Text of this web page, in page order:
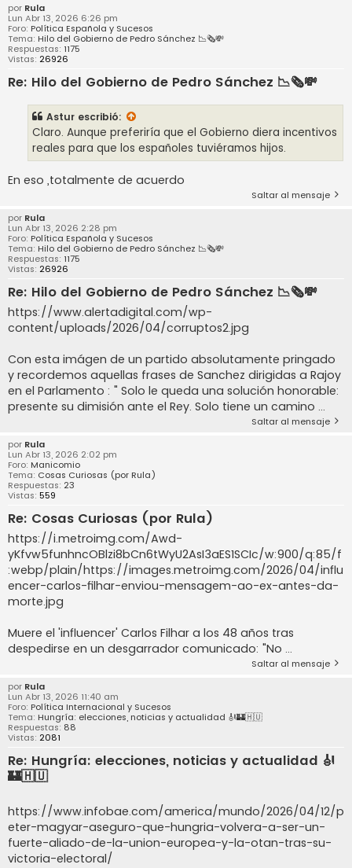
por Rula
Lun Abr 13, 2026 6:26 pm
Foro: Política Española y Sucesos
Tema: Hilo del Gobierno de Pedro Sánchez 📉🗞️💸
Respuestas: 1175
Vistas: 26926
Re: Hilo del Gobierno de Pedro Sánchez 📉🗞️💸
Astur escribió:
Claro. Aunque preferiría que el Gobierno diera incentivos
reales para que los españoles tuviéramos hijos.
En eso ,totalmente de acuerdo
Saltar al mensaje
por Rula
Lun Abr 13, 2026 2:28 pm
Foro: Política Española y Sucesos
Tema: Hilo del Gobierno de Pedro Sánchez 📉🗞️💸
Respuestas: 1175
Vistas: 26926
Re: Hilo del Gobierno de Pedro Sánchez 📉🗞️💸
https://www.alertadigital.com/wp-
content/uploads/2026/04/corruptos2.jpg
Con esta imágen de un partido absolutamente pringado
y recordemos aquellas frases de Sanchez dirigidas a Rajoy
en el Parlamento : " Solo le queda una solución honorable:
presente su dimisión ante el Rey. Solo tiene un camino ...
Saltar al mensaje
por Rula
Lun Abr 13, 2026 2:02 pm
Foro: Manicomio
Tema: Cosas Curiosas (por Rula)
Respuestas: 23
Vistas: 559
Re: Cosas Curiosas (por Rula)
https://i.metroimg.com/Awd-
yKfvw5funhncOBlzi8bCn6tWyU2AsI3aES1SCIc/w:900/q:85/f
:webp/plain/https://images.metroimg.com/2026/04/influ
encer-carlos-filhar-enviou-mensagem-ao-ex-antes-da-
morte.jpg
Muere el 'influencer' Carlos Filhar a los 48 años tras
despedirse en un desgarrador comunicado: "No ...
Saltar al mensaje
por Rula
Lun Abr 13, 2026 11:40 am
Foro: Política Internacional y Sucesos
Tema: Hungría: elecciones, noticias y actualidad 🎻🏰🇭🇺
Respuestas: 88
Vistas: 2081
Re: Hungría: elecciones, noticias y actualidad 🎻
🏰🇭🇺
https://www.infobae.com/america/mundo/2026/04/12/p
eter-magyar-aseguro-que-hungria-volvera-a-ser-un-
fuerte-aliado-de-la-union-europea-y-la-otan-tras-su-
victoria-electoral/